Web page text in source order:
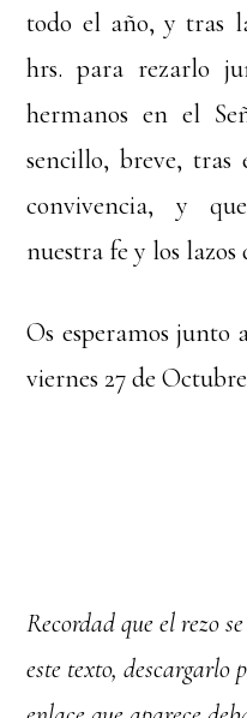
todo el año, y tras
hrs. para rezarlo
hermanos en el
sencillo, breve,
convivencia, y
nuestra fe y los
Os esperamos
viernes 27 de
Recordad que el rezo
este texto, descargarlo